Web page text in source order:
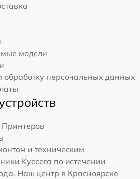
модели
обработку персональных данных
Принтеров
и техническим
Kyocera по истечении
Наш центр в Красноярске